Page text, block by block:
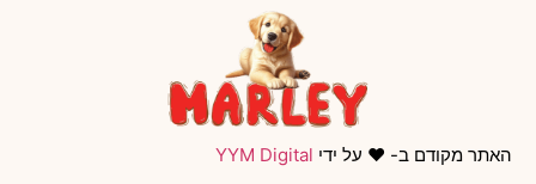
האתר מקודם ב- ❤️ על ידי YYM Digital